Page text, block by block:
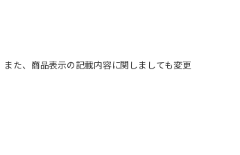
た、商品表示の記載内容に関しましても変更